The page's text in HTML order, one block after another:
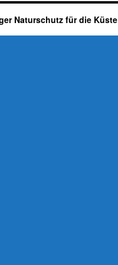
Naturschutz für die Küste